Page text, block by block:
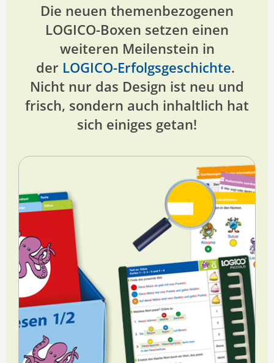
Die neuen themenbezogenen
LOGICO-Boxen setzen einen
weiteren Meilenstein in
der LOGICO-Erfolgsgeschichte.
Nicht nur das Design ist neu und
frisch, sondern auch inhaltlich hat
sich einiges getan!